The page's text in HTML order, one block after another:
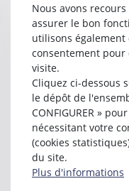
2 RUE DE LA
89000
Tél :03 86
Nous avons
assurer le bon
utilisons également
consentement
visite.
Cliquez ci-dessous
le dépôt de
CONFIGURER »
nécessitant votre
(cookies
du site.
Plus d'informations